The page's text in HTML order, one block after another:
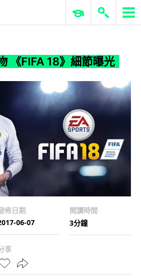
人物 《FIFA 18》細節曝光
ERP 與商業 AI
《FIFA 18》細節曝光
佈日期
06-07
閱讀時間
3分鐘
享